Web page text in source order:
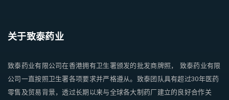
关于致泰药业
致泰药业有限公司在香港拥有卫生署颁发的批发商牌照， 致泰药业有限
公司一直按照卫生署各项要求并严格遵从。致泰团队具有超过30年医药
零售及贸易背景，透过长期以来与全球各大制药厂建立的良好合作关